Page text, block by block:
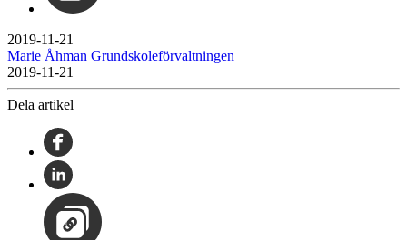
2019-11-21
Marie Åhman Grundskoleförvaltningen
2019-11-21
Dela artikel